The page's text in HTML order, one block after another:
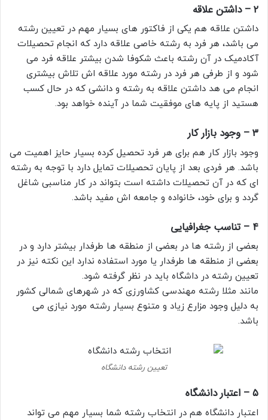
۲ – داشتن علاقه
داشتن علاقه هم یکی از فاکتور های بسیار مهم در تعیین رشته
می باشد، هر فرد به رشته خاصی علاقه دارد که انجام تحصیلات
آکادمیک در آن رشته باعث شکوفا شدن بیشتر علاقه فرد می
شود و از طرفی هر فرد در رشته مورد علاقه اش تلاش بیشتری
انجام می هد داشتن علاقه به رشته و دانشی که در حال کسب
هستید از پایه های موفقیت شما در آینده خواهد بود.
۳ – وجود بازار کار
وجود بازار کار هم برای هر فرد تحصیل کرده بسیار حایز اهمیت می
باشد. هر فردی بعد از پایان تحصیلات تمایل دارد با توجه به رشته
ای که در آن تحصیلات داشته است بتواند در کار مناسبی شاغل
گردد و برای خود، خانواده و جامعه اش مفید باشد.
۴ – تناسب جغرافیایی
بعضی از رشته ها در بعضی از منطقه ها طرفدار بیشتر دارد و در
بعضی از منطقه ها طرفدار یا مورد استفاده ندارد این نکته نیز در
تعیین رشته در داشگاه باید در نظر گرفته شود.
مانند مثلا رشته مهندسی کشاورزی که در شهرهای شمالی کشور
به دلیل وجود مزارع زیاد و متنوع بسیار رشته مورد نیازی می
باشد.
تعیین رشته دانشگاه
۵ – اعتبار دانشگاه
اعتبار دانشگاه هم در انتخاب رشته شما بسیار مهم می تواند